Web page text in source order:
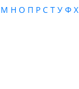
М Н О П Р С Т У Ф Х